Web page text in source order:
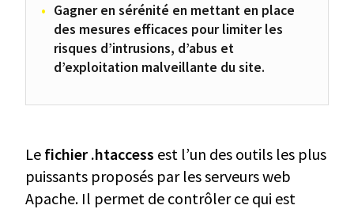
Gagner en sérénité en mettant en place
des mesures efficaces pour limiter les
risques d’intrusions, d’abus et
d’exploitation malveillante du site.
Le fichier .htaccess est l’un des outils les plus
puissants proposés par les serveurs web
Apache. Il permet de contrôler ce qui est